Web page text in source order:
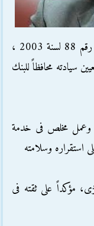
جديداً للبنك المركزى اعتباراً من 3/2/2013 ، طبقاً لأحكام المادة 10 من القانون رقم 88 لسنة 2003 ،
سيادته محافظاً للبنك
وعمل مخلص فى خدمة
استقراره وسلامته
مؤكداً على ثقته فى